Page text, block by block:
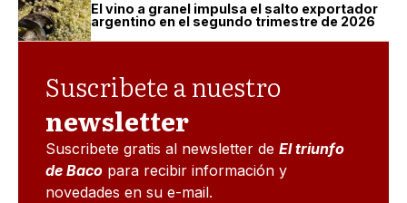
El vino a granel impulsa el salto exportador
argentino en el segundo trimestre de 2026
Suscribete a nuestro
newsletter
Suscribete gratis al newsletter de El triunfo
de Baco para recibir información y
novedades en su e-mail.